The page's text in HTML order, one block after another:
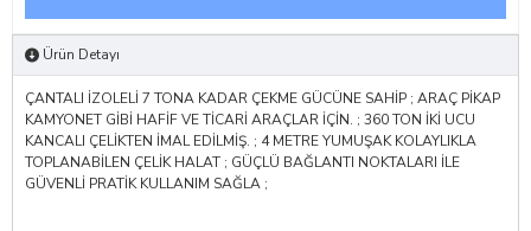
Ürün Detayı
ÇANTALI İZOLELİ 7 TONA KADAR ÇEKME GÜCÜNE SAHİP ; ARAÇ PİKAP
KAMYONET GİBİ HAFİF VE TİCARİ ARAÇLAR İÇİN. ; 360 TON İKİ UCU
KANCALI ÇELİKTEN İMAL EDİLMİŞ. ; 4 METRE YUMUŞAK KOLAYLIKLA
TOPLANABİLEN ÇELİK HALAT ; GÜÇLÜ BAĞLANTI NOKTALARI İLE
GÜVENLİ PRATİK KULLANIM SAĞLA ;